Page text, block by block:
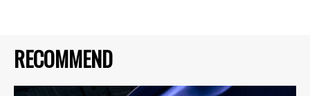
RECOMMEND